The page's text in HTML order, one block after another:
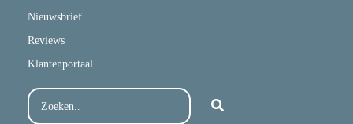
Nieuwsbrief
Reviews
Klantenportaal